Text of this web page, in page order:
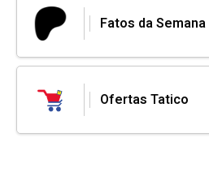
Fatos da Semana
Ofertas Tatico